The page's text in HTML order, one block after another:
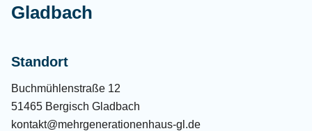
Gladbach
Standort
Buchmühlenstraße 12
51465 Bergisch Gladbach
kontakt@mehrgenerationenhaus-gl.de